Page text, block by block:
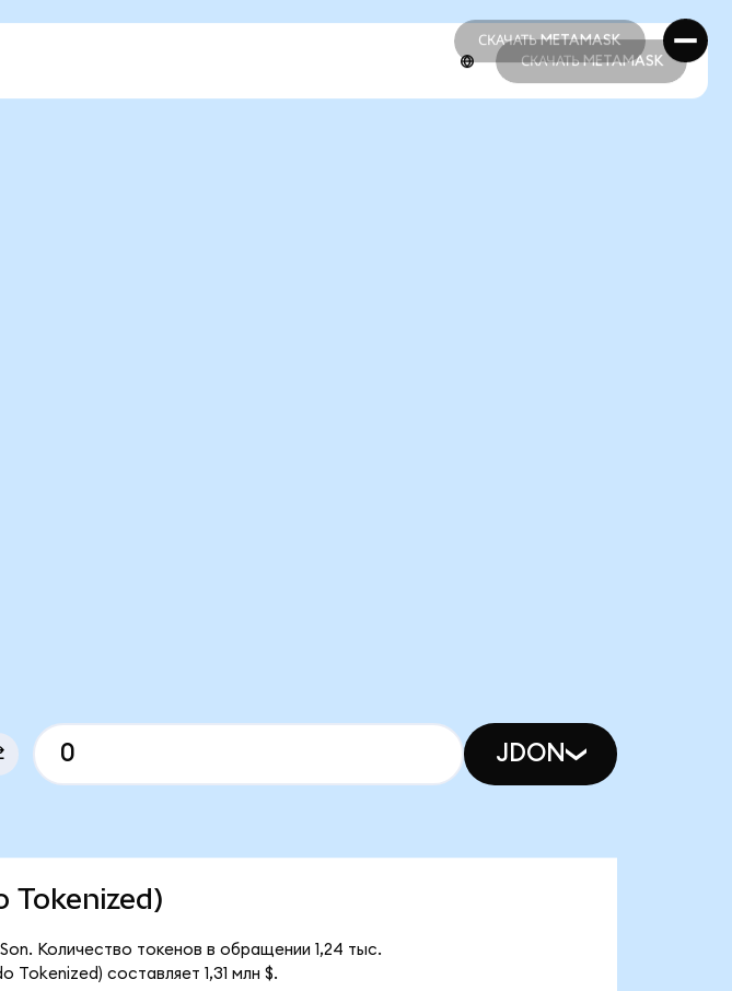
СКАЧАТЬ METAMASK
СКАЧАТЬ METAMASK
СКАЧАТЬ METAMASK
JDON
Tokenized)
Количество токенов в обращении 1,24 тыс.
Tokenized) составляет 1,31 млн $.